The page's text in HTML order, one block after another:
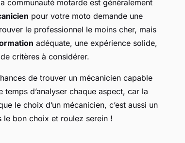
communauté motarde est généralement
pour votre moto demande une
le professionnel le moins cher, mais
adéquate, une expérience solide,
critères à considérer.
de trouver un mécanicien capable
d’analyser chaque aspect, car la
le choix d’un mécanicien, c’est aussi un
bon choix et roulez serein !